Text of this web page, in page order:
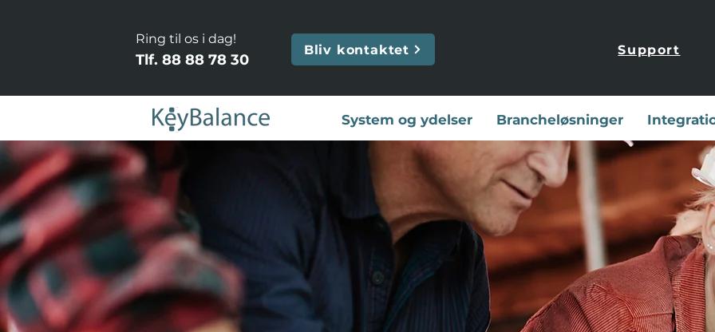
Ring til os i dag!
Tlf. 88 88 78 30
Bliv kontaktet Support
System og ydelser Brancheløsninger